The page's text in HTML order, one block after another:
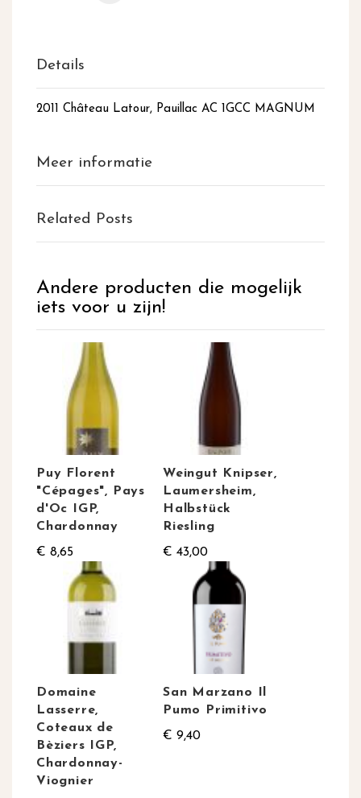
Details
2011 Château Latour, Pauillac AC 1GCC MAGNUM
Meer informatie
Related Posts
Andere producten die mogelijk
iets voor u zijn!
Puy Florent
"Cépages", Pays
d'Oc IGP,
Chardonnay
€ 8,65
Weingut Knipser,
Laumersheim,
Halbstück
Riesling
€ 43,00
Domaine
Lasserre,
Coteaux de
Bèziers IGP,
Chardonnay-
Viognier
San Marzano Il
Pumo Primitivo
€ 9,40